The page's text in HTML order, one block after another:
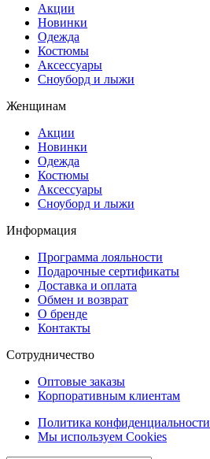
Акции
Новинки
Одежда
Костюмы
Аксессуары
Сноуборд и лыжи
Женщинам
Акции
Новинки
Одежда
Костюмы
Аксессуары
Сноуборд и лыжи
Информация
Программа лояльности
Подарочные сертификаты
Доставка и оплата
Обмен и возврат
О бренде
Контакты
Сотрудничество
Оптовые заказы
Корпоративным клиентам
Политика конфиденциальности
Мы используем Cookies